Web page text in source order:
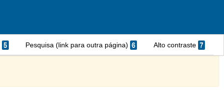
5 Pesquisa (link para outra página) 6 Alto contraste 7